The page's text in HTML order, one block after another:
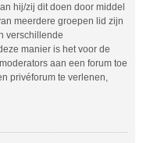
hij/zij dit doen door middel
meerdere groepen lid zijn
verschillende
manier is het voor de
aan een forum toe
privéforum te verlenen,